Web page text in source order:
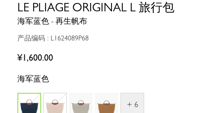
LE PLIAGE ORIGINAL L 旅行包
海军蓝色 - 再生帆布
产品编码 : L1624089P68
¥1,600.00
海军蓝色
+ 6